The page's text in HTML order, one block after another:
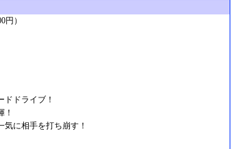
）
ドライブ！
！
に相手を打ち崩す！